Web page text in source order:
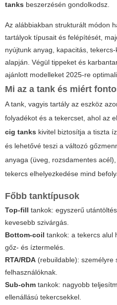
tanks beszerzésén gondolkodsz.
Az alábbiakban strukturált módon
tartályok típusait és felépítését,
nyújtunk anyag, kapacitás,
alapján. Végül tippeket és
ajánlott modelleket 2025-re
Mi az a tank és miért
A tank, vagyis tartály az eszköz
folyadékot és a tekercset, ahol az
cig tanks kivitel biztosítja a tiszta
és lehetővé teszi a változó
anyaga (üveg, rozsdamentes
tekercs elhelyezkedése mind
Főbb tanktípusok
Top-fill tankok: egyszerű
kevesebb szivárgás.
Bottom-coil tankok: a tekercs alul
gőz- és íztermelés.
RTA/RDA (rebuildable): személyre
felhasználóknak.
Sub-ohm tankok: nagyobb
ellenállású tekercsekkel.